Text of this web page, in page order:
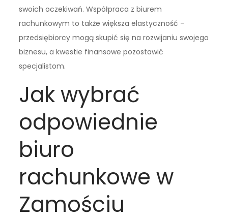
swoich oczekiwań. Współpraca z biurem
rachunkowym to także większa elastyczność –
przedsiębiorcy mogą skupić się na rozwijaniu swojego
biznesu, a kwestie finansowe pozostawić
specjalistom.
Jak wybrać
odpowiednie
biuro
rachunkowe w
Zamościu